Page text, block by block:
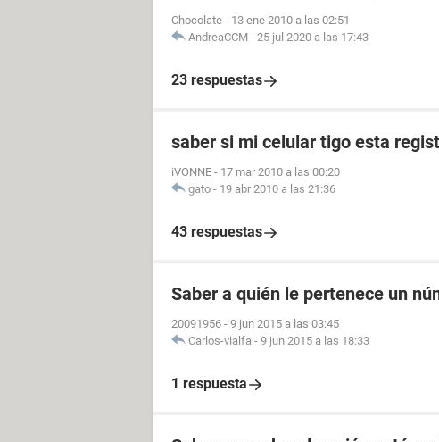
Chocolate - 13 ene 2010 a las 02:51
AndreaCCM - 25 jul 2020 a las 17:43
23 respuestas
saber si mi celular tigo esta
iVONNE - 17 mar 2010 a las 00:20
gato - 19 abr 2010 a las 21:36
43 respuestas
Saber a quién le pertenece un
20091956 - 9 jun 2015 a las 03:45
Carlos-vialfa - 9 jun 2015 a las 18:33
1 respuesta